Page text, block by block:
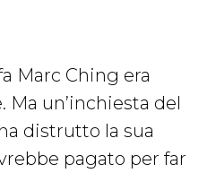
Marc Ching era
Ma un’inchiesta del
distrutto la sua
pagato per far